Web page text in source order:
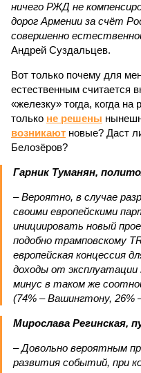
ничего РЖД не
дорог Армении за счёт
совершенно
Андрей Суздальцев.
Вот только почему для
естественным считается
«железку» тогда, когда
только не решены
возникают новые? Даст
Белозёров?
Гарник Туманян,
– Вероятно, в случае
своими европейскими
инициировать новый
подобно трамповскому
европейская концессия
доходы от
минус в таком же
(74% – Вашингтону, 26%
Мирослава Регинская,
– Довольно вероятным
развития событий, при